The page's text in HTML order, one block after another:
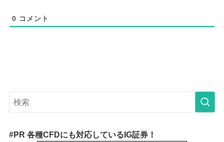
0 コメント
#PR 各種CFDにも対応しているIG証券！